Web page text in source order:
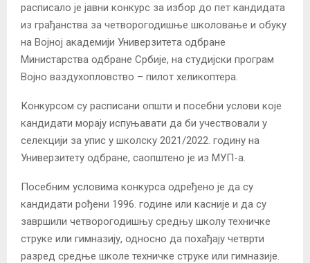
расписало је јавни конкурс за избор до пет кандидата
из грађанства за четворогодишње школовање и обуку
на Војној академији Универзитета одбране
Министарства одбране Србије, на студијски програм
Војно ваздухопловство – пилот хеликоптера.
Конкурсом су расписани општи и посебни услови које
кандидати морају испуњавати да би учествовали у
селекцији за упис у школску 2021/2022. годину на
Универзитету одбране, саопштено је из МУП-а.
Посебним условима конкурса одређено је да су
кандидати рођени 1996. године или касније и да су
завршили четворогодишњу средњу школу техничке
струке или гимназију, односно да похађају четврти
разред средње школе техничке струке или гимназије.